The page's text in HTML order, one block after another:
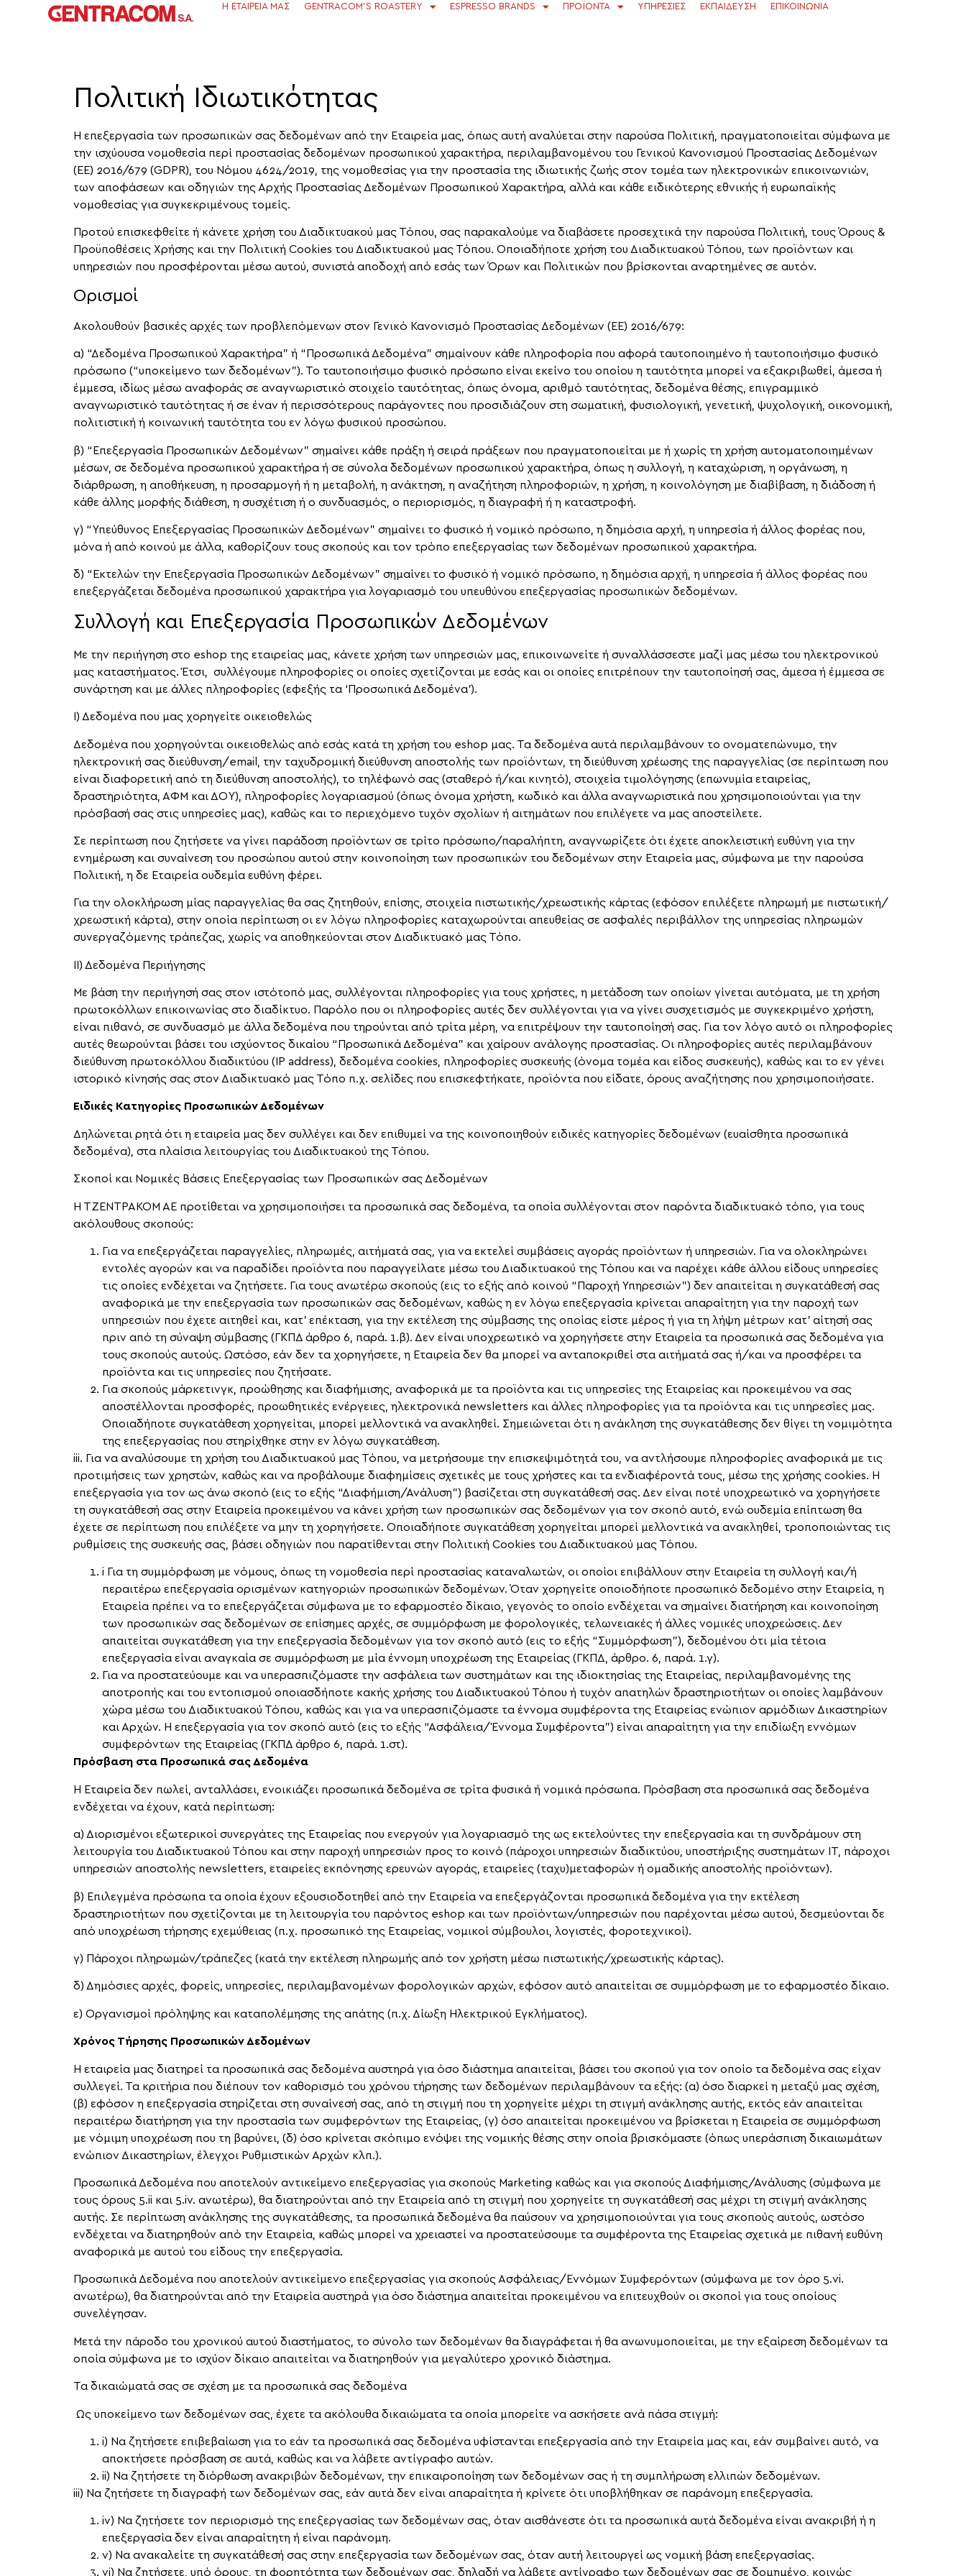
Η ΕΤΑΙΡΕΊΑ ΜΑΣ GENTRACOM’S ROASTERY ESPRESSO BRANDS ΠΡΟΪΟΝΤΑ ΥΠΗΡΕΣΊΕΣ ΕΚΠΑΊΔΕΥΣΗ ΕΠΙΚΟΙΝΩΝΊΑ
Πολιτική Ιδιωτικότητας
Η επεξεργασία των προσωπικών σας δεδομένων από την Εταιρεία μας, όπως αυτή αναλύεται στην παρούσα Πολιτική, πραγματοποιείται σύμφωνα με
την ισχύουσα νομοθεσία περί προστασίας δεδομένων προσωπικού χαρακτήρα, περιλαμβανομένου του Γενικού Κανονισμού Προστασίας Δεδομένων
(ΕΕ) 2016/679 (GDPR), του Νόμου 4624/2019, της νομοθεσίας για την προστασία της ιδιωτικής ζωής στον τομέα των ηλεκτρονικών επικοινωνιών,
των αποφάσεων και οδηγιών της Αρχής Προστασίας Δεδομένων Προσωπικού Χαρακτήρα, αλλά και κάθε ειδικότερης εθνικής ή ευρωπαϊκής
νομοθεσίας για συγκεκριμένους τομείς.
Προτού επισκεφθείτε ή κάνετε χρήση του Διαδικτυακού μας Τόπου, σας παρακαλούμε να διαβάσετε προσεχτικά την παρούσα Πολιτική, τους Όρους &
Προϋποθέσεις Χρήσης και την Πολιτική Cookies του Διαδικτυακού μας Τόπου. Οποιαδήποτε χρήση του Διαδικτυακού Τόπου, των προϊόντων και
υπηρεσιών που προσφέρονται μέσω αυτού, συνιστά αποδοχή από εσάς των Όρων και Πολιτικών που βρίσκονται αναρτημένες σε αυτόν.
Ορισμοί
Ακολουθούν βασικές αρχές των προβλεπόμενων στον Γενικό Κανονισμό Προστασίας Δεδομένων (ΕΕ) 2016/679:
α) “Δεδομένα Προσωπικού Χαρακτήρα” ή “Προσωπικά Δεδομένα” σημαίνουν κάθε πληροφορία που αφορά ταυτοποιημένο ή ταυτοποιήσιμο φυσικό
πρόσωπο (“υποκείμενο των δεδομένων”). Το ταυτοποιήσιμο φυσικό πρόσωπο είναι εκείνο του οποίου η ταυτότητα μπορεί να εξακριβωθεί, άμεσα ή
έμμεσα, ιδίως μέσω αναφοράς σε αναγνωριστικό στοιχείο ταυτότητας, όπως όνομα, αριθμό ταυτότητας, δεδομένα θέσης, επιγραμμικό
αναγνωριστικό ταυτότητας ή σε έναν ή περισσότερους παράγοντες που προσιδιάζουν στη σωματική, φυσιολογική, γενετική, ψυχολογική, οικονομική,
πολιτιστική ή κοινωνική ταυτότητα του εν λόγω φυσικού προσώπου.
β) “Επεξεργασία Προσωπικών Δεδομένων” σημαίνει κάθε πράξη ή σειρά πράξεων που πραγματοποιείται με ή χωρίς τη χρήση αυτοματοποιημένων
μέσων, σε δεδομένα προσωπικού χαρακτήρα ή σε σύνολα δεδομένων προσωπικού χαρακτήρα, όπως η συλλογή, η καταχώριση, η οργάνωση, η
διάρθρωση, η αποθήκευση, η προσαρμογή ή η μεταβολή, η ανάκτηση, η αναζήτηση πληροφοριών, η χρήση, η κοινολόγηση με διαβίβαση, η διάδοση ή
κάθε άλλης μορφής διάθεση, η συσχέτιση ή ο συνδυασμός, ο περιορισμός, η διαγραφή ή η καταστροφή.
γ) “Υπεύθυνος Επεξεργασίας Προσωπικών Δεδομένων” σημαίνει το φυσικό ή νομικό πρόσωπο, η δημόσια αρχή, η υπηρεσία ή άλλος φορέας που,
μόνα ή από κοινού με άλλα, καθορίζουν τους σκοπούς και τον τρόπο επεξεργασίας των δεδομένων προσωπικού χαρακτήρα.
δ) “Εκτελών την Επεξεργασία Προσωπικών Δεδομένων” σημαίνει το φυσικό ή νομικό πρόσωπο, η δημόσια αρχή, η υπηρεσία ή άλλος φορέας που
επεξεργάζεται δεδομένα προσωπικού χαρακτήρα για λογαριασμό του υπευθύνου επεξεργασίας προσωπικών δεδομένων.
Συλλογή και Επεξεργασία Προσωπικών Δεδομένων
Με την περιήγηση στο eshop της εταιρείας μας, κάνετε χρήση των υπηρεσιών μας, επικοινωνείτε ή συναλλάσσεστε μαζί μας μέσω του ηλεκτρονικού
μας καταστήματος. Έτσι, συλλέγουμε πληροφορίες οι οποίες σχετίζονται με εσάς και οι οποίες επιτρέπουν την ταυτοποίησή σας, άμεσα ή έμμεσα σε
συνάρτηση και με άλλες πληροφορίες (εφεξής τα ‘Προσωπικά Δεδομένα’).
Ι) Δεδομένα που μας χορηγείτε οικειοθελώς
Δεδομένα που χορηγούνται οικειοθελώς από εσάς κατά τη χρήση του eshop μας. Τα δεδομένα αυτά περιλαμβάνουν το ονοματεπώνυμο, την
ηλεκτρονική σας διεύθυνση/email, την ταχυδρομική διεύθυνση αποστολής των προϊόντων, τη διεύθυνση χρέωσης της παραγγελίας (σε περίπτωση που
είναι διαφορετική από τη διεύθυνση αποστολής), το τηλέφωνό σας (σταθερό ή/και κινητό), στοιχεία τιμολόγησης (επωνυμία εταιρείας,
δραστηριότητα, ΑΦΜ και ΔΟΥ), πληροφορίες λογαριασμού (όπως όνομα χρήστη, κωδικό και άλλα αναγνωριστικά που χρησιμοποιούνται για την
πρόσβασή σας στις υπηρεσίες μας), καθώς και το περιεχόμενο τυχόν σχολίων ή αιτημάτων που επιλέγετε να μας αποστείλετε.
Σε περίπτωση που ζητήσετε να γίνει παράδοση προϊόντων σε τρίτο πρόσωπο/παραλήπτη, αναγνωρίζετε ότι έχετε αποκλειστική ευθύνη για την
ενημέρωση και συναίνεση του προσώπου αυτού στην κοινοποίηση των προσωπικών του δεδομένων στην Εταιρεία μας, σύμφωνα με την παρούσα
Πολιτική, η δε Εταιρεία ουδεμία ευθύνη φέρει.
Για την ολοκλήρωση μίας παραγγελίας θα σας ζητηθούν, επίσης, στοιχεία πιστωτικής/χρεωστικής κάρτας (εφόσον επιλέξετε πληρωμή με πιστωτική/
χρεωστική κάρτα), στην οποία περίπτωση οι εν λόγω πληροφορίες καταχωρούνται απευθείας σε ασφαλές περιβάλλον της υπηρεσίας πληρωμών
συνεργαζόμενης τράπεζας, χωρίς να αποθηκεύονται στον Διαδικτυακό μας Τόπο.
ΙΙ) Δεδομένα Περιήγησης
Με βάση την περιήγησή σας στον ιστότοπό μας, συλλέγονται πληροφορίες για τους χρήστες, η μετάδοση των οποίων γίνεται αυτόματα, με τη χρήση
πρωτοκόλλων επικοινωνίας στο διαδίκτυο. Παρόλο που οι πληροφορίες αυτές δεν συλλέγονται για να γίνει συσχετισμός με συγκεκριμένο χρήστη,
είναι πιθανό, σε συνδυασμό με άλλα δεδομένα που τηρούνται από τρίτα μέρη, να επιτρέψουν την ταυτοποίησή σας. Για τον λόγο αυτό οι πληροφορίες
αυτές θεωρούνται βάσει του ισχύοντος δικαίου “Προσωπικά Δεδομένα” και χαίρουν ανάλογης προστασίας. Οι πληροφορίες αυτές περιλαμβάνουν
διεύθυνση πρωτοκόλλου διαδικτύου (IP address), δεδομένα cookies, πληροφορίες συσκευής (όνομα τομέα και είδος συσκευής), καθώς και το εν γένει
ιστορικό κίνησής σας στον Διαδικτυακό μας Τόπο π.χ. σελίδες που επισκεφτήκατε, προϊόντα που είδατε, όρους αναζήτησης που χρησιμοποιήσατε.
Ειδικές Κατηγορίες Προσωπικών Δεδομένων
Δηλώνεται ρητά ότι η εταιρεία μας δεν συλλέγει και δεν επιθυμεί να της κοινοποιηθούν ειδικές κατηγορίες δεδομένων (ευαίσθητα προσωπικά
δεδομένα), στα πλαίσια λειτουργίας του Διαδικτυακού της Τόπου.
Σκοποί και Νομικές Βάσεις Επεξεργασίας των Προσωπικών σας Δεδομένων
Η ΤΖΕΝΤΡΑΚΟΜ ΑΕ προτίθεται να χρησιμοποιήσει τα προσωπικά σας δεδομένα, τα οποία συλλέγονται στον παρόντα διαδικτυακό τόπο, για τους
ακόλουθους σκοπούς:
Για να επεξεργάζεται παραγγελίες, πληρωμές, αιτήματά σας, για να εκτελεί συμβάσεις αγοράς προϊόντων ή υπηρεσιών. Για να ολοκληρώνει
εντολές αγορών και να παραδίδει προϊόντα που παραγγείλατε μέσω του Διαδικτυακού της Τόπου και να παρέχει κάθε άλλου είδους υπηρεσίες
τις οποίες ενδέχεται να ζητήσετε. Για τους ανωτέρω σκοπούς (εις το εξής από κοινού “Παροχή Υπηρεσιών”) δεν απαιτείται η συγκατάθεσή σας
αναφορικά με την επεξεργασία των προσωπικών σας δεδομένων, καθώς η εν λόγω επεξεργασία κρίνεται απαραίτητη για την παροχή των
υπηρεσιών που έχετε αιτηθεί και, κατ’ επέκταση, για την εκτέλεση της σύμβασης της οποίας είστε μέρος ή για τη λήψη μέτρων κατ’ αίτησή σας
πριν από τη σύναψη σύμβασης (ΓΚΠΔ άρθρο 6, παρά. 1.β). Δεν είναι υποχρεωτικό να χορηγήσετε στην Εταιρεία τα προσωπικά σας δεδομένα για
τους σκοπούς αυτούς. Ωστόσο, εάν δεν τα χορηγήσετε, η Εταιρεία δεν θα μπορεί να ανταποκριθεί στα αιτήματά σας ή/και να προσφέρει τα
προϊόντα και τις υπηρεσίες που ζητήσατε.
Για σκοπούς μάρκετινγκ, προώθησης και διαφήμισης, αναφορικά με τα προϊόντα και τις υπηρεσίες της Εταιρείας και προκειμένου να σας
αποστέλλονται προσφορές, προωθητικές ενέργειες, ηλεκτρονικά newsletters και άλλες πληροφορίες για τα προϊόντα και τις υπηρεσίες μας.
Οποιαδήποτε συγκατάθεση χορηγείται, μπορεί μελλοντικά να ανακληθεί. Σημειώνεται ότι η ανάκληση της συγκατάθεσης δεν θίγει τη νομιμότητα
της επεξεργασίας που στηρίχθηκε στην εν λόγω συγκατάθεση.
iii. Για να αναλύσουμε τη χρήση του Διαδικτυακού μας Τόπου, να μετρήσουμε την επισκεψιμότητά του, να αντλήσουμε πληροφορίες αναφορικά με τις
προτιμήσεις των χρηστών, καθώς και να προβάλουμε διαφημίσεις σχετικές με τους χρήστες και τα ενδιαφέροντά τους, μέσω της χρήσης cookies. Η
επεξεργασία για τον ως άνω σκοπό (εις το εξής “Διαφήμιση/Ανάλυση”) βασίζεται στη συγκατάθεσή σας. Δεν είναι ποτέ υποχρεωτικό να χορηγήσετε
τη συγκατάθεσή σας στην Εταιρεία προκειμένου να κάνει χρήση των προσωπικών σας δεδομένων για τον σκοπό αυτό, ενώ ουδεμία επίπτωση θα
έχετε σε περίπτωση που επιλέξετε να μην τη χορηγήσετε. Οποιαδήποτε συγκατάθεση χορηγείται μπορεί μελλοντικά να ανακληθεί, τροποποιώντας τις
ρυθμίσεις της συσκευής σας, βάσει οδηγιών που παρατίθενται στην Πολιτική Cookies του Διαδικτυακού μας Τόπου.
i Για τη συμμόρφωση με νόμους, όπως τη νομοθεσία περί προστασίας καταναλωτών, οι οποίοι επιβάλλουν στην Εταιρεία τη συλλογή και/ή
περαιτέρω επεξεργασία ορισμένων κατηγοριών προσωπικών δεδομένων. Όταν χορηγείτε οποιοδήποτε προσωπικό δεδομένο στην Εταιρεία, η
Εταιρεία πρέπει να το επεξεργάζεται σύμφωνα με το εφαρμοστέο δίκαιο, γεγονός το οποίο ενδέχεται να σημαίνει διατήρηση και κοινοποίηση
των προσωπικών σας δεδομένων σε επίσημες αρχές, σε συμμόρφωση με φορολογικές, τελωνειακές ή άλλες νομικές υποχρεώσεις. Δεν
απαιτείται συγκατάθεση για την επεξεργασία δεδομένων για τον σκοπό αυτό (εις το εξής “Συμμόρφωση”), δεδομένου ότι μία τέτοια
επεξεργασία είναι αναγκαία σε συμμόρφωση με μία έννομη υποχρέωση της Εταιρείας (ΓΚΠΔ, άρθρο. 6, παρά. 1.γ).
Για να προστατεύουμε και να υπερασπιζόμαστε την ασφάλεια των συστημάτων και της ιδιοκτησίας της Εταιρείας, περιλαμβανομένης της
αποτροπής και του εντοπισμού οποιασδήποτε κακής χρήσης του Διαδικτυακού Τόπου ή τυχόν απατηλών δραστηριοτήτων οι οποίες λαμβάνουν
χώρα μέσω του Διαδικτυακού Τόπου, καθώς και για να υπερασπιζόμαστε τα έννομα συμφέροντα της Εταιρείας ενώπιον αρμόδιων Δικαστηρίων
και Αρχών. Η επεξεργασία για τον σκοπό αυτό (εις το εξής “Ασφάλεια/Έννομα Συμφέροντα”) είναι απαραίτητη για την επιδίωξη εννόμων
συμφερόντων της Εταιρείας (ΓΚΠΔ άρθρο 6, παρά. 1.στ).
Πρόσβαση στα Προσωπικά σας Δεδομένα
Η Εταιρεία δεν πωλεί, ανταλλάσει, ενοικιάζει προσωπικά δεδομένα σε τρίτα φυσικά ή νομικά πρόσωπα. Πρόσβαση στα προσωπικά σας δεδομένα
ενδέχεται να έχουν, κατά περίπτωση:
α) Διορισμένοι εξωτερικοί συνεργάτες της Εταιρείας που ενεργούν για λογαριασμό της ως εκτελούντες την επεξεργασία και τη συνδράμουν στη
λειτουργία του Διαδικτυακού Τόπου και στην παροχή υπηρεσιών προς το κοινό (πάροχοι υπηρεσιών διαδικτύου, υποστήριξης συστημάτων ΙΤ, πάροχοι
υπηρεσιών αποστολής newsletters, εταιρείες εκπόνησης ερευνών αγοράς, εταιρείες (ταχυ)μεταφορών ή ομαδικής αποστολής προϊόντων).
β) Επιλεγμένα πρόσωπα τα οποία έχουν εξουσιοδοτηθεί από την Εταιρεία να επεξεργάζονται προσωπικά δεδομένα για την εκτέλεση
δραστηριοτήτων που σχετίζονται με τη λειτουργία του παρόντος eshop και των προϊόντων/υπηρεσιών που παρέχονται μέσω αυτού, δεσμεύονται δε
από υποχρέωση τήρησης εχεμύθειας (π.χ. προσωπικό της Εταιρείας, νομικοί σύμβουλοι, λογιστές, φοροτεχνικοί).
γ) Πάροχοι πληρωμών/τράπεζες (κατά την εκτέλεση πληρωμής από τον χρήστη μέσω πιστωτικής/χρεωστικής κάρτας).
δ) Δημόσιες αρχές, φορείς, υπηρεσίες, περιλαμβανομένων φορολογικών αρχών, εφόσον αυτό απαιτείται σε συμμόρφωση με το εφαρμοστέο δίκαιο.
ε) Οργανισμοί πρόληψης και καταπολέμησης της απάτης (π.χ. Δίωξη Ηλεκτρικού Εγκλήματος).
Χρόνος Τήρησης Προσωπικών Δεδομένων
H εταιρεία μας διατηρεί τα προσωπικά σας δεδομένα αυστηρά για όσο διάστημα απαιτείται, βάσει του σκοπού για τον οποίο τα δεδομένα σας είχαν
συλλεγεί. Τα κριτήρια που διέπουν τον καθορισμό του χρόνου τήρησης των δεδομένων περιλαμβάνουν τα εξής: (α) όσο διαρκεί η μεταξύ μας σχέση,
(β) εφόσον η επεξεργασία στηρίζεται στη συναίνεσή σας, από τη στιγμή που τη χορηγείτε μέχρι τη στιγμή ανάκλησης αυτής, εκτός εάν απαιτείται
περαιτέρω διατήρηση για την προστασία των συμφερόντων της Εταιρείας, (γ) όσο απαιτείται προκειμένου να βρίσκεται η Εταιρεία σε συμμόρφωση
με νόμιμη υποχρέωση που τη βαρύνει, (δ) όσο κρίνεται σκόπιμο ενόψει της νομικής θέσης στην οποία βρισκόμαστε (όπως υπεράσπιση δικαιωμάτων
ενώπιον Δικαστηρίων, έλεγχοι Ρυθμιστικών Αρχών κλπ.).
Προσωπικά Δεδομένα που αποτελούν αντικείμενο επεξεργασίας για σκοπούς Marketing καθώς και για σκοπούς Διαφήμισης/Ανάλυσης (σύμφωνα με
τους όρους 5.ii και 5.iv. ανωτέρω), θα διατηρούνται από την Εταιρεία από τη στιγμή που χορηγείτε τη συγκατάθεσή σας μέχρι τη στιγμή ανάκλησης
αυτής. Σε περίπτωση ανάκλησης της συγκατάθεσης, τα προσωπικά δεδομένα θα παύσουν να χρησιμοποιούνται για τους σκοπούς αυτούς, ωστόσο
ενδέχεται να διατηρηθούν από την Εταιρεία, καθώς μπορεί να χρειαστεί να προστατεύσουμε τα συμφέροντα της Εταιρείας σχετικά με πιθανή ευθύνη
αναφορικά με αυτού του είδους την επεξεργασία.
Προσωπικά Δεδομένα που αποτελούν αντικείμενο επεξεργασίας για σκοπούς Ασφάλειας/Εννόμων Συμφερόντων (σύμφωνα με τον όρο 5.vi.
ανωτέρω), θα διατηρούνται από την Εταιρεία αυστηρά για όσο διάστημα απαιτείται προκειμένου να επιτευχθούν οι σκοποί για τους οποίους
συνελέγησαν.
Μετά την πάροδο του χρονικού αυτού διαστήματος, το σύνολο των δεδομένων θα διαγράφεται ή θα ανωνυμοποιείται, με την εξαίρεση δεδομένων τα
οποία σύμφωνα με το ισχύον δίκαιο απαιτείται να διατηρηθούν για μεγαλύτερο χρονικό διάστημα.
Τα δικαιώματά σας σε σχέση με τα προσωπικά σας δεδομένα
Ως υποκείμενο των δεδομένων σας, έχετε τα ακόλουθα δικαιώματα τα οποία μπορείτε να ασκήσετε ανά πάσα στιγμή:
i) Να ζητήσετε επιβεβαίωση για το εάν τα προσωπικά σας δεδομένα υφίστανται επεξεργασία από την Εταιρεία μας και, εάν συμβαίνει αυτό, να
αποκτήσετε πρόσβαση σε αυτά, καθώς και να λάβετε αντίγραφο αυτών.
ii) Να ζητήσετε τη διόρθωση ανακριβών δεδομένων, την επικαιροποίηση των δεδομένων σας ή τη συμπλήρωση ελλιπών δεδομένων.
iii) Να ζητήσετε τη διαγραφή των δεδομένων σας, εάν αυτά δεν είναι απαραίτητα ή κρίνετε ότι υποβλήθηκαν σε παράνομη επεξεργασία.
iv) Να ζητήσετε τον περιορισμό της επεξεργασίας των δεδομένων σας, όταν αισθάνεστε ότι τα προσωπικά αυτά δεδομένα είναι ανακριβή ή η
επεξεργασία δεν είναι απαραίτητη ή είναι παράνομη.
v) Να ανακαλείτε τη συγκατάθεσή σας στην επεξεργασία των δεδομένων σας, όταν αυτή λειτουργεί ως νομική βάση επεξεργασίας.
vi) Να ζητήσετε, υπό όρους, τη φορητότητα των δεδομένων σας, δηλαδή να λάβετε αντίγραφο των δεδομένων σας σε δομημένο, κοινώς